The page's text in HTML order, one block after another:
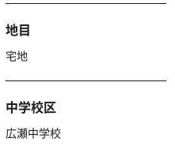
地目
宅地
中学校区
広瀬中学校